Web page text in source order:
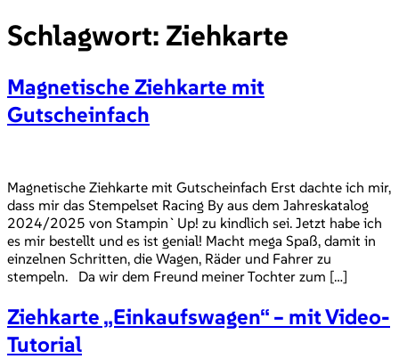
Schlagwort: Ziehkarte
Magnetische Ziehkarte mit
Gutscheinfach
Magnetische Ziehkarte mit Gutscheinfach Erst dachte ich mir,
dass mir das Stempelset Racing By aus dem Jahreskatalog
2024/2025 von Stampin`Up! zu kindlich sei. Jetzt habe ich
es mir bestellt und es ist genial! Macht mega Spaß, damit in
einzelnen Schritten, die Wagen, Räder und Fahrer zu
stempeln. Da wir dem Freund meiner Tochter zum […]
Ziehkarte „Einkaufswagen“ – mit Video-
Tutorial